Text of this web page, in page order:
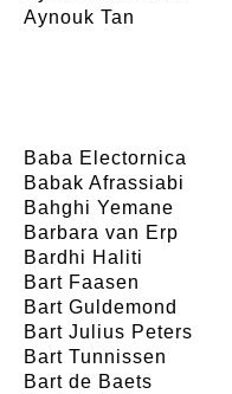
Aynouk Tan
Baba Electornica
Babak Afrassiabi
Bahghi Yemane
Barbara van Erp
Bardhi Haliti
Bart Faasen
Bart Guldemond
Bart Julius Peters
Bart Tunnissen
Bart de Baets